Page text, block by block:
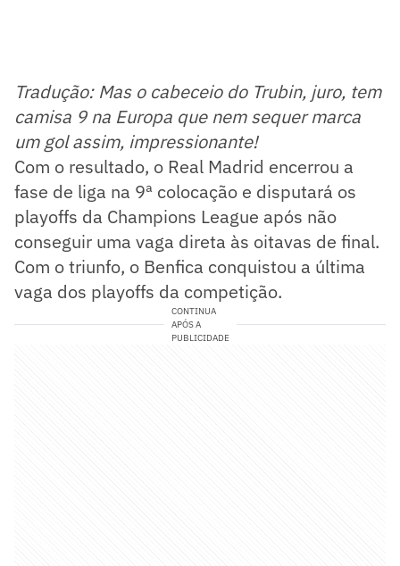
Tradução: Mas o cabeceio do Trubin, juro, tem
camisa 9 na Europa que nem sequer marca
um gol assim, impressionante!
Com o resultado, o Real Madrid encerrou a
fase de liga na 9ª colocação e disputará os
playoffs da Champions League após não
conseguir uma vaga direta às oitavas de final.
Com o triunfo, o Benfica conquistou a última
vaga dos playoffs da competição.
CONTINUA
APÓS A
PUBLICIDADE